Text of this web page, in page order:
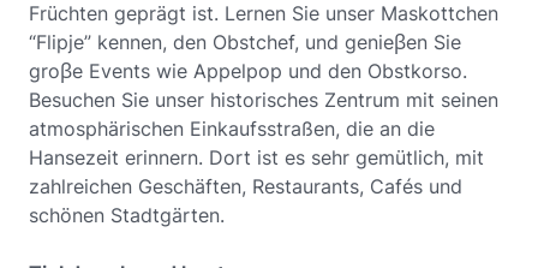
Früchten geprägt ist. Lernen Sie unser Maskottchen
“Flipje” kennen, den Obstchef, und genieβen Sie
groβe Events wie Appelpop und den Obstkorso.
Besuchen Sie unser historisches Zentrum mit seinen
atmosphärischen Einkaufsstraßen, die an die
Hansezeit erinnern. Dort ist es sehr gemütlich, mit
zahlreichen Geschäften, Restaurants, Cafés und
schönen Stadtgärten.